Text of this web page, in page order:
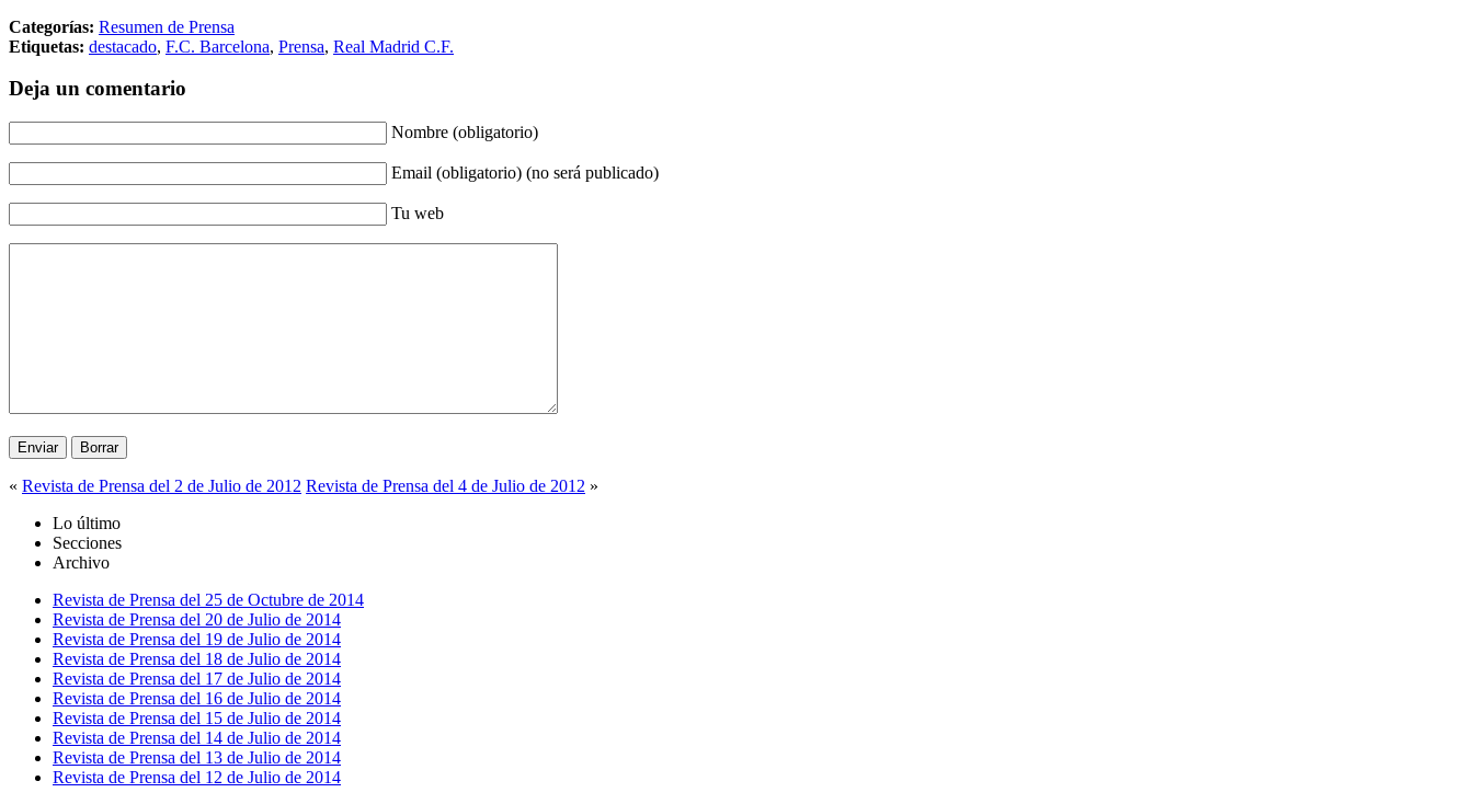
Categorías: Resumen de Prensa
Etiquetas: destacado, F.C. Barcelona, Prensa, Real Madrid C.F.
Deja un comentario
Nombre (obligatorio)
Email (obligatorio) (no será publicado)
Tu web
« Revista de Prensa del 2 de Julio de 2012 Revista de Prensa del 4 de Julio de 2012 »
Lo último
Secciones
Archivo
Revista de Prensa del 25 de Octubre de 2014
Revista de Prensa del 20 de Julio de 2014
Revista de Prensa del 19 de Julio de 2014
Revista de Prensa del 18 de Julio de 2014
Revista de Prensa del 17 de Julio de 2014
Revista de Prensa del 16 de Julio de 2014
Revista de Prensa del 15 de Julio de 2014
Revista de Prensa del 14 de Julio de 2014
Revista de Prensa del 13 de Julio de 2014
Revista de Prensa del 12 de Julio de 2014